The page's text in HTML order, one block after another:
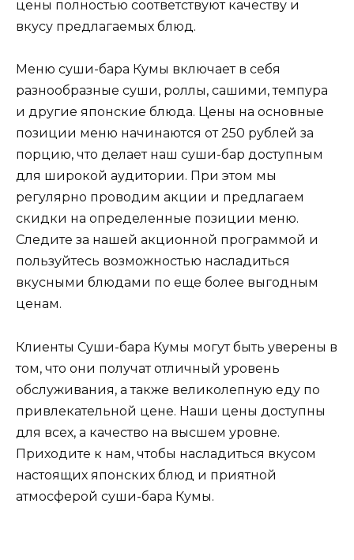
цены полностью соответствуют качеству и
вкусу предлагаемых блюд.
Меню суши-бара Кумы включает в себя
разнообразные суши, роллы, сашими, темпура
и другие японские блюда. Цены на основные
позиции меню начинаются от 250 рублей за
порцию, что делает наш суши-бар доступным
для широкой аудитории. При этом мы
регулярно проводим акции и предлагаем
скидки на определенные позиции меню.
Следите за нашей акционной программой и
пользуйтесь возможностью насладиться
вкусными блюдами по еще более выгодным
ценам.
Клиенты Суши-бара Кумы могут быть уверены в
том, что они получат отличный уровень
обслуживания, а также великолепную еду по
привлекательной цене. Наши цены доступны
для всех, а качество на высшем уровне.
Приходите к нам, чтобы насладиться вкусом
настоящих японских блюд и приятной
атмосферой суши-бара Кумы.